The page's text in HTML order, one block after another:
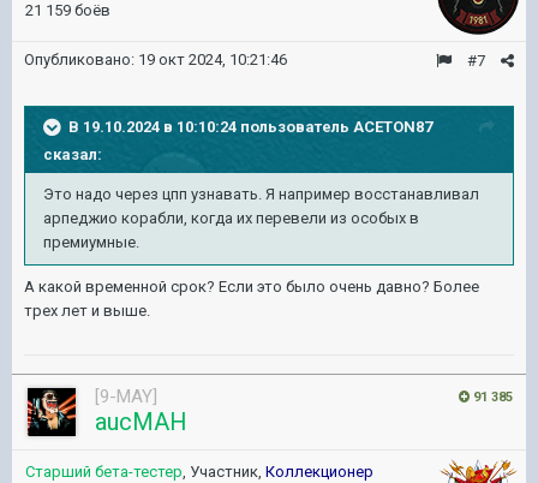
21 159 боёв
#7
Опубликовано: 19 окт 2024, 10:21:46
В 19.10.2024 в 10:10:24 пользователь ACETON87
сказал:
Это надо через цпп узнавать. Я например восстанавливал
арпеджио корабли, когда их перевели из особых в
премиумные.
А какой временной срок? Если это было очень давно? Более
трех лет и выше.
91 385
[9-MAY]
aucMAH
Старший бета-тестер, Участник, Коллекционер